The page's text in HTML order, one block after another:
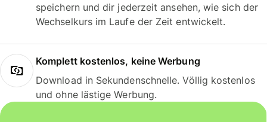
speichern und dir jederzeit ansehen, wie sich der
Wechselkurs im Laufe der Zeit entwickelt.
Komplett kostenlos, keine Werbung
Download in Sekundenschnelle. Völlig kostenlos
und ohne lästige Werbung.